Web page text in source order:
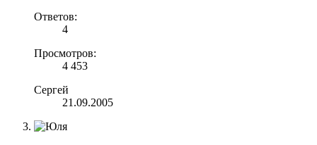
Ответов:
4
Просмотров:
4 453
Сергей
21.09.2005